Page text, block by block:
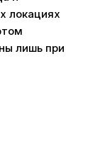
локациях
лишь при